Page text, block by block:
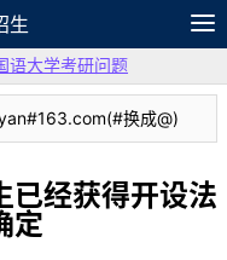
生
笔记
论坛
语大学考研问题
换成@)
已经获得开设法
定